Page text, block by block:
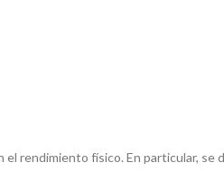
rendimiento físico. En particular, se